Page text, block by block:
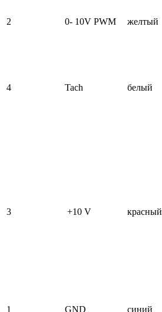
2 0- 10V PWM желтый
4 Tach белый
3 +10 V красный
1 GND синий